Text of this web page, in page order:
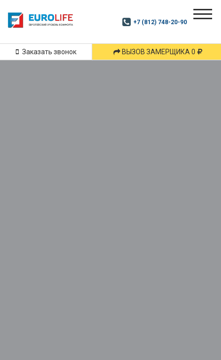
+7 (812) 748-20-90
Заказать звонок ВЫЗОВ ЗАМЕРЩИКА 0
Почитай
подпишись
Дзен